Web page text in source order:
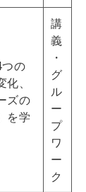
の
、
ズの
を学
講
義
・
グ
ル
ー
プ
ワ
ー
ク